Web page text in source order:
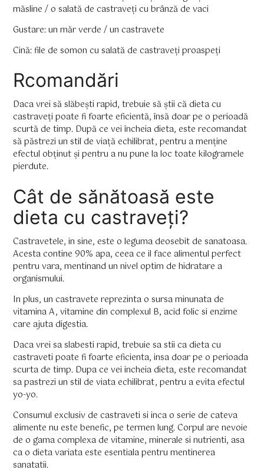
măsline / o salată de castraveți cu brânză de vaci
Gustare: un măr verde / un castravete
Cină: file de somon cu salată de castraveți proaspeți
Rcomandări
Daca vrei să slăbești rapid, trebuie să știi că dieta cu
castraveți poate fi foarte eficientă, însă doar pe o perioadă
scurtă de timp. După ce vei încheia dieta, este recomandat
să păstrezi un stil de viață echilibrat, pentru a menține
efectul obținut și pentru a nu pune la loc toate kilogramele
pierdute.
Cât de sănătoasă este
dieta cu castraveți?
Castravetele, in sine, este o leguma deosebit de sanatoasa.
Acesta contine 90% apa, ceea ce il face alimentul perfect
pentru vara, mentinand un nivel optim de hidratare a
organismului.
In plus, un castravete reprezinta o sursa minunata de
vitamina A, vitamine din complexul B, acid folic si enzime
care ajuta digestia.
Daca vrei sa slabesti rapid, trebuie sa stii ca dieta cu
castraveti poate fi foarte eficienta, insa doar pe o perioada
scurta de timp. Dupa ce vei incheia dieta, este recomandat
sa pastrezi un stil de viata echilibrat, pentru a evita efectul
yo-yo.
Consumul exclusiv de castraveti si inca o serie de cateva
alimente nu este benefic, pe termen lung. Corpul are nevoie
de o gama complexa de vitamine, minerale si nutrienti, asa
ca o dieta variata este esentiala pentru mentinerea
sanatatii.